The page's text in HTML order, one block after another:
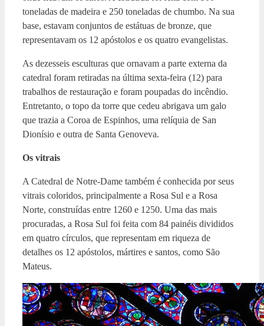
toneladas de madeira e 250 toneladas de chumbo. Na sua
base, estavam conjuntos de estátuas de bronze, que
representavam os 12 apóstolos e os quatro evangelistas.
As dezesseis esculturas que ornavam a parte externa da
catedral foram retiradas na última sexta-feira (12) para
trabalhos de restauração e foram poupadas do incêndio.
Entretanto, o topo da torre que cedeu abrigava um galo
que trazia a Coroa de Espinhos, uma relíquia de San
Dionísio e outra de Santa Genoveva.
Os vitrais
A Catedral de Notre-Dame também é conhecida por seus
vitrais coloridos, principalmente a Rosa Sul e a Rosa
Norte, construídas entre 1260 e 1250. Uma das mais
procuradas, a Rosa Sul foi feita com 84 painéis divididos
em quatro círculos, que representam em riqueza de
detalhes os 12 apóstolos, mártires e santos, como São
Mateus.